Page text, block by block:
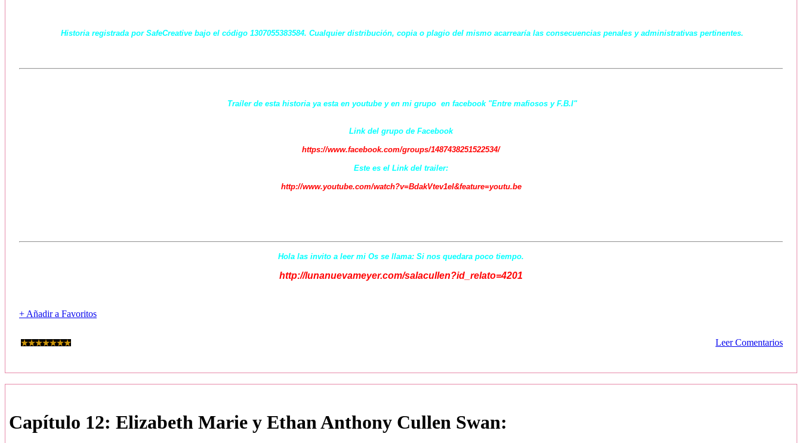
Historia registrada por SafeCreative bajo el código 1307055383584. Cualquier distribución, copia o plagio del mismo acarrearía las consecuencias penales y administrativas pertinentes.
Traíler de esta historia ya esta en youtube y en mi grupo en facebook "Entre mafiosos y F.B.I"
Link del grupo de Facebook
https://www.facebook.com/groups/1487438251522534/
Este es el Link del trailer:
http://www.youtube.com/watch?v=BdakVtev1eI&feature=youtu.be
Hola las invito a leer mi Os se llama: Si nos quedara poco tiempo.
http://lunanuevameyer.com/salacullen?id_relato=4201
+ Añadir a Favoritos
Leer Comentarios
Capítulo 12: Elizabeth Marie y Ethan Anthony Cullen Swan: